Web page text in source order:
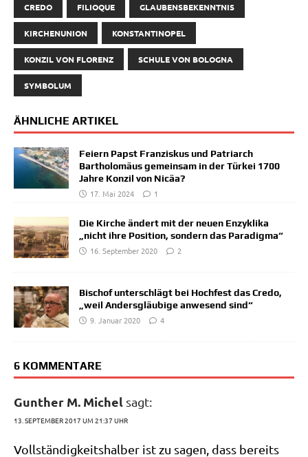
CREDO FILIOQUE GLAUBENSBEKENNTNIS
KIRCHENUNION KONSTANTINOPEL
KONZIL VON FLORENZ SCHULE VON BOLOGNA
SYMBOLUM
ÄHNLICHE ARTIKEL
Feiern Papst Franziskus und Patriarch
Bartholomäus gemeinsam in der Türkei 1700
Jahre Konzil von Nicäa?
17. Mai 2024
1
Die Kirche ändert mit der neuen Enzyklika
„nicht ihre Position, sondern das Paradigma“
16. September 2020
2
Bischof unterschlägt bei Hochfest das Credo,
„weil Andersgläubige anwesend sind“
9. Januar 2020
4
6 KOMMENTARE
Gunther M. Michel sagt:
13. SEPTEMBER 2017 UM 21:37 UHR
Voll­stän­dig­keits­hal­ber ist zu sagen, dass bereits